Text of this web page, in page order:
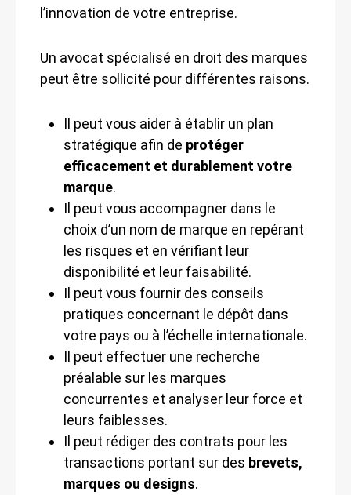
l’innovation de votre entreprise.
Un avocat spécialisé en droit des marques
peut être sollicité pour différentes raisons.
Il peut vous aider à établir un plan
stratégique afin de protéger
efficacement et durablement votre
marque.
Il peut vous accompagner dans le
choix d’un nom de marque en repérant
les risques et en vérifiant leur
disponibilité et leur faisabilité.
Il peut vous fournir des conseils
pratiques concernant le dépôt dans
votre pays ou à l’échelle internationale.
Il peut effectuer une recherche
préalable sur les marques
concurrentes et analyser leur force et
leurs faiblesses.
Il peut rédiger des contrats pour les
transactions portant sur des brevets,
marques ou designs.